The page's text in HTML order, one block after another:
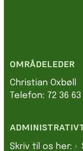
OMRÅDELEDER
Christian Oxbøll
Telefon: 72 36 63
Skriv til os her: